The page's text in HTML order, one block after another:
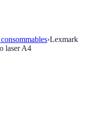
›Lexmark
laser A4